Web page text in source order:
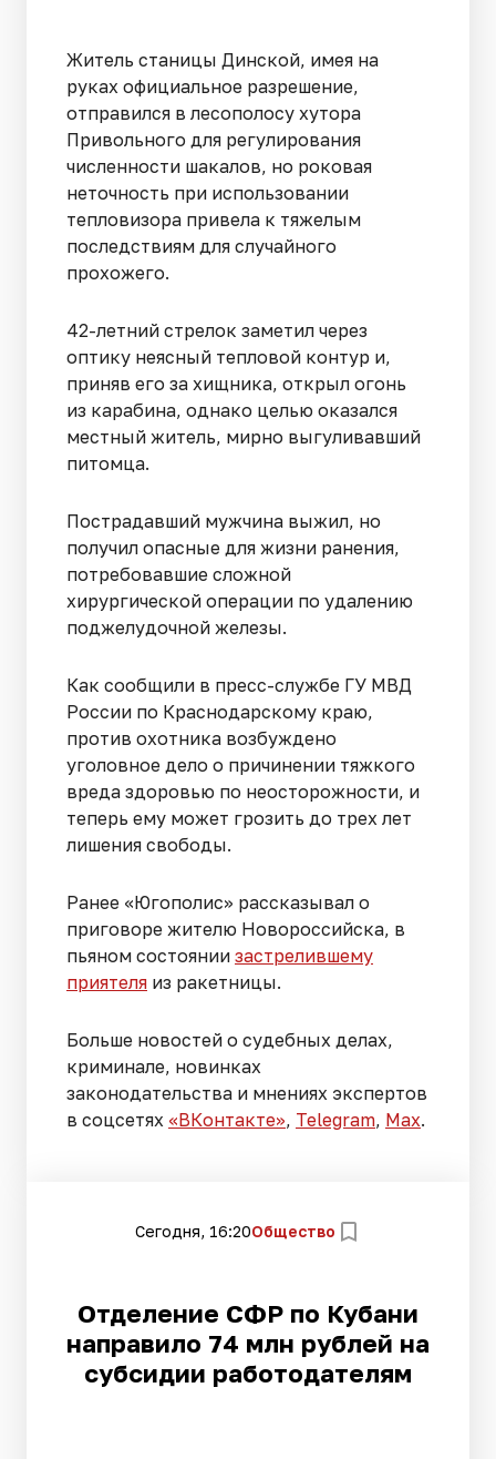
Житель станицы Динской, имея на
руках официальное разрешение,
отправился в лесополосу хутора
Привольного для регулирования
численности шакалов, но роковая
неточность при использовании
тепловизора привела к тяжелым
последствиям для случайного
прохожего.
42-летний стрелок заметил через
оптику неясный тепловой контур и,
приняв его за хищника, открыл огонь
из карабина, однако целью оказался
местный житель, мирно выгуливавший
питомца.
Пострадавший мужчина выжил, но
получил опасные для жизни ранения,
потребовавшие сложной
хирургической операции по удалению
поджелудочной железы.
Как сообщили в пресс-службе ГУ МВД
России по Краснодарскому краю,
против охотника возбуждено
уголовное дело о причинении тяжкого
вреда здоровью по неосторожности, и
теперь ему может грозить до трех лет
лишения свободы.
Ранее «Югополис» рассказывал о
приговоре жителю Новороссийска, в
пьяном состоянии застрелившему
приятеля из ракетницы.
Больше новостей о судебных делах,
криминале, новинках
законодательства и мнениях экспертов
в соцсетях «ВКонтакте», Telegram, Мах.
Сегодня, 16:20Общество
Отделение СФР по Кубани
направило 74 млн рублей на
субсидии работодателям